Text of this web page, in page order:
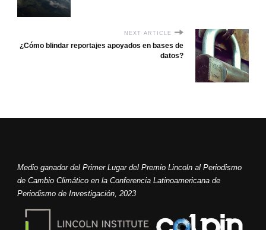
NEXT ARTICLE
¿Cómo blindar reportajes apoyados en bases de
datos?
Medio ganador del Primer Lugar del Premio Lincoln al Periodismo
de Cambio Climático en la Conferencia Latinoamericana de
Periodismo de Investigación, 2023